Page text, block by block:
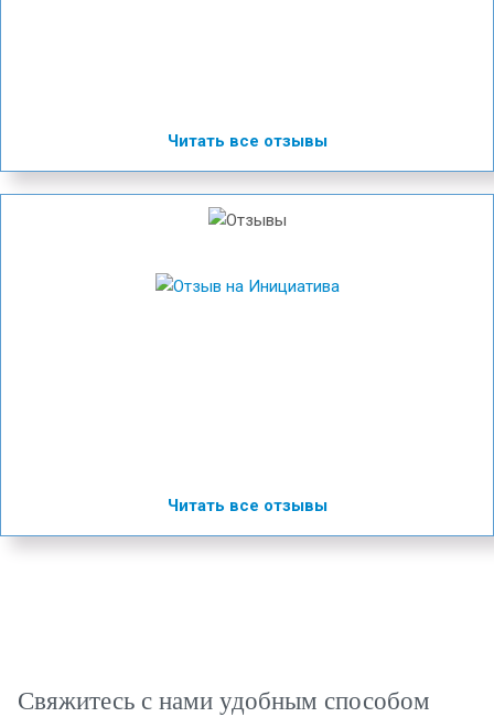
Читать все отзывы
Читать все отзывы
Свяжитесь с нами удобным способом